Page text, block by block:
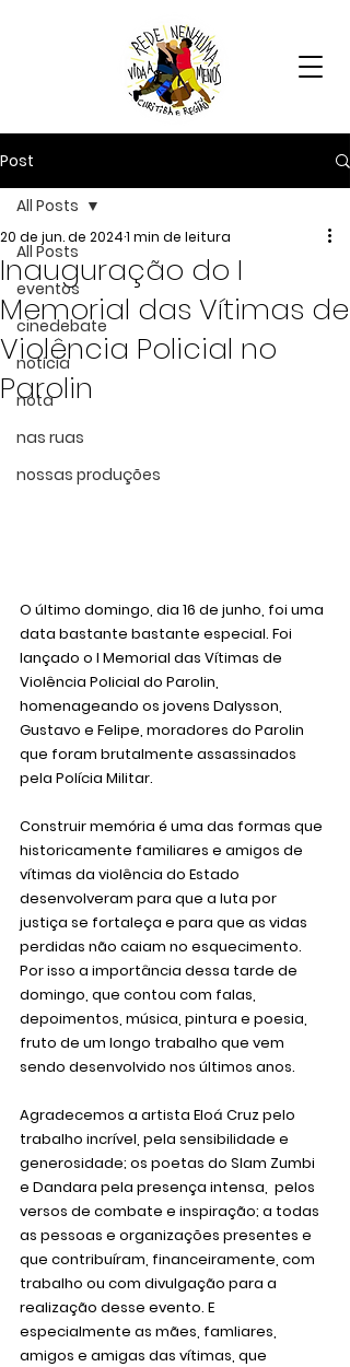
Post
All Posts
eventos
cinedebate
notícia
nota
nas ruas
nossas produções
All Posts
Inauguração do I
Memorial das Vítimas de
Violência Policial no
Parolin
20 de jun. de 20241 min de leitura
O último domingo, dia 16 de junho, foi uma
data bastante bastante especial. Foi
lançado o I Memorial das Vítimas de
Violência Policial do Parolin,
homenageando os jovens Dalysson,
Gustavo e Felipe, moradores do Parolin
que foram brutalmente assassinados
pela Polícia Militar.
Construir memória é uma das formas que
historicamente familiares e amigos de
vítimas da violência do Estado
desenvolveram para que a luta por
justiça se fortaleça e para que as vidas
perdidas não caiam no esquecimento.
Por isso a importância dessa tarde de
domingo, que contou com falas,
depoimentos, música, pintura e poesia,
fruto de um longo trabalho que vem
sendo desenvolvido nos últimos anos.
Agradecemos a artista Eloá Cruz pelo
trabalho incrível, pela sensibilidade e
generosidade; os poetas do Slam Zumbi
e Dandara pela presença intensa,  pelos
versos de combate e inspiração; a todas
as pessoas e organizações presentes e
que contribuíram, financeiramente, com
trabalho ou com divulgação para a
realização desse evento. E
especialmente as mães, famliares,
amigos e amigas das vítimas, que